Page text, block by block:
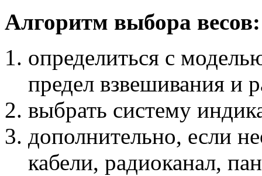
Алгоритм выбора весов:
определиться с
предел взвешивания и
выбрать систему
дополнительно, если
кабели, радиоканал,